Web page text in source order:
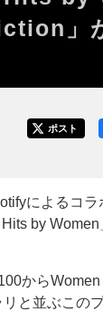
」
ポスト
によるコラ
by
からWomen
と並ぶこの